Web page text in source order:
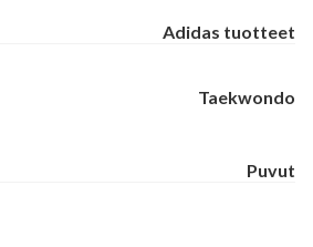
Adidas tuotteet
Taekwondo
Puvut